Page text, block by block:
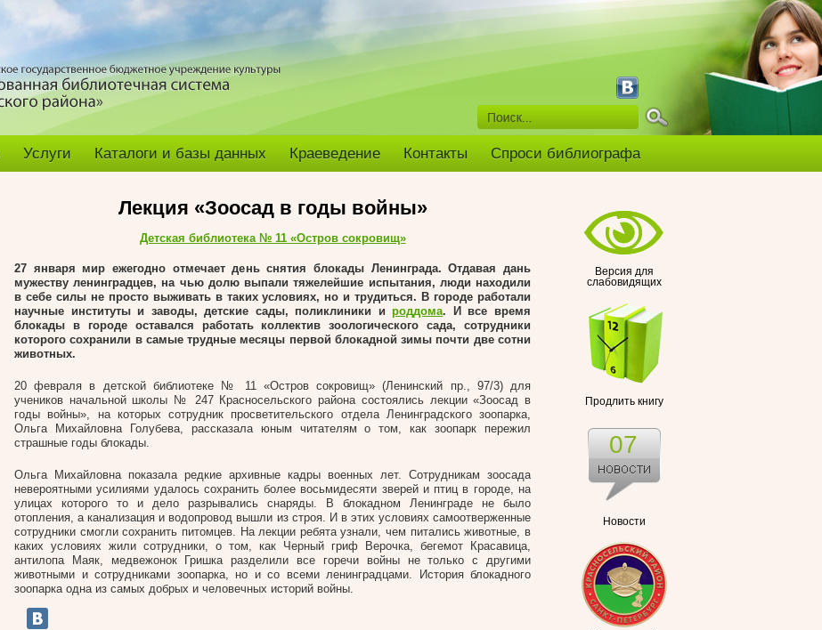
Услуги Каталоги и базы данных Краеведение Контакты Спроси библиографа
Версия для
слабовидящих
Продлить книгу
Новости
07
Лекция «Зоосад в годы войны»
Детская библиотека № 11 «Остров сокровищ»
27 января мир ежегодно отмечает день снятия блокады Ленинграда. Отдавая дань
мужеству ленинградцев, на чью долю выпали тяжелейшие испытания, люди находили
в себе силы не просто выживать в таких условиях, но и трудиться. В городе работали
научные институты и заводы, детские сады, поликлиники ироддома. И все время
блокады в городе оставался работать коллектив зоологического сада, сотрудники
которого сохранили в самые трудные месяцы первой блокадной зимы почти две сотни
животных.
20 февраля в детской библиотеке № 11 «Остров сокровищ» (Ленинский пр., 97/3) для
учеников начальной школы № 247 Красносельского района состоялись лекции «Зоосад в
годы войны», на которых сотрудник просветительского отдела Ленинградского зоопарка,
Ольга Михайловна Голубева, рассказала юным читателям о том, как зоопарк пережил
страшные годы блокады.
Ольга Михайловна показала редкие архивные кадры военных лет. Сотрудникам зоосада
невероятными усилиями удалось сохранить более восьмидесяти зверей и птиц в городе, на
улицах которого то и дело разрывались снаряды. В блокадном Ленинграде не было
отопления, а канализация и водопровод вышли из строя. И в этих условиях самоотверженные
сотрудники смогли сохранить питомцев. На лекции ребята узнали, чем питались животные, в
каких условиях жили сотрудники, о том, как Черный гриф Верочка, бегемот Красавица,
антилопа Маяк, медвежонок Гришка разделили все горечи войны не только с другими
животными и сотрудниками зоопарка, но и со всеми ленинградцами. История блокадного
зоопарка одна из самых добрых и человечных историй войны.